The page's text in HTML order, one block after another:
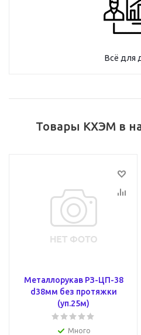
Всё для
Товары КХЭМ в
Металлорукав РЗ-ЦП-38
d38мм без протяжки
(уп.25м)
Много